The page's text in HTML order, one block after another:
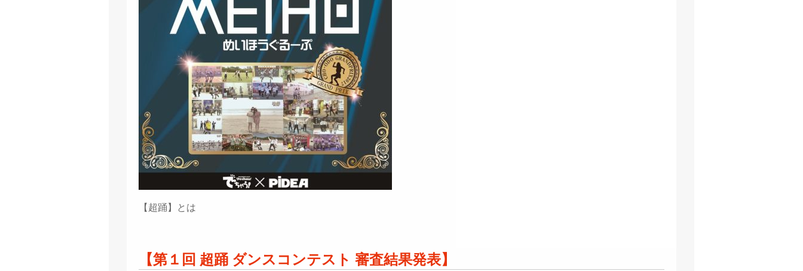
【超踊】とは
【第１回 超踊 ダンスコンテスト 審査結果発表】